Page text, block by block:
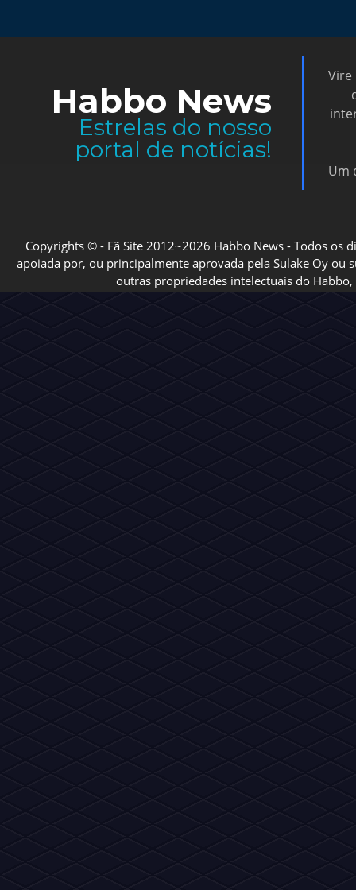
Habbo News
Estrelas do nosso
portal de notícias!
Vire
Um
Copyrights © - Fã Site 2012~2026 Habbo News - Todos os
apoiada por, ou principalmente aprovada pela Sulake Oy ou
outras propriedades intelectuais do